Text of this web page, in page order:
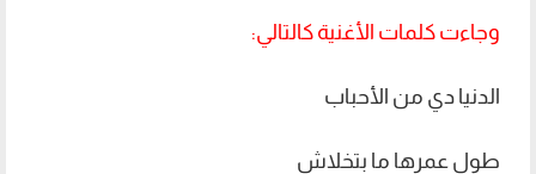
وجاءت كلمات الأغنية كالتالي:
الدنيا دي من الأحباب
طول عمرها ما بتخلاش